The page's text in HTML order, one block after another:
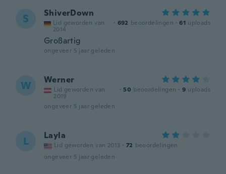
S ShiverDown
Lid geworden van
2014
· 692 beoordelingen · 61 uploads
Großartig
ongeveer 5 jaar geleden
W Werner
Lid geworden van
2019
· 50 beoordelingen · 9 uploads
ongeveer 5 jaar geleden
L Layla
Lid geworden van 2013 · 72 beoordelingen
ongeveer 5 jaar geleden